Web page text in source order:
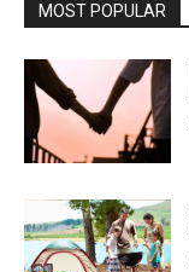
MOST POPULAR